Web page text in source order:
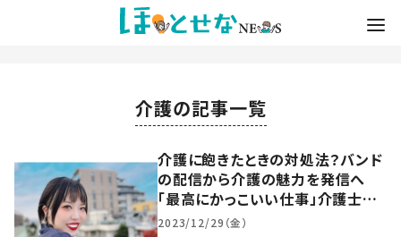
介護の記事一覧
介護に飽きたときの対処法？バンド
の配信から介護の魅力を発信へ
「最高にかっこいい仕事」介護士歴
13年の原動力に迫る
2023/12/29（金）